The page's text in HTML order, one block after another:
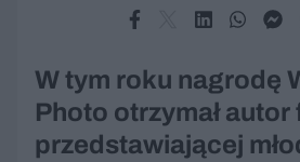
W tym roku nagrodę
Photo otrzymał
przedstawiającej